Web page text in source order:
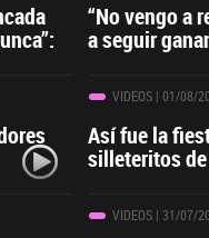
“No vengo a
a seguir
VIDEOS | 01/08/
Así fue la
silleteritos
VIDEOS | 31/07/